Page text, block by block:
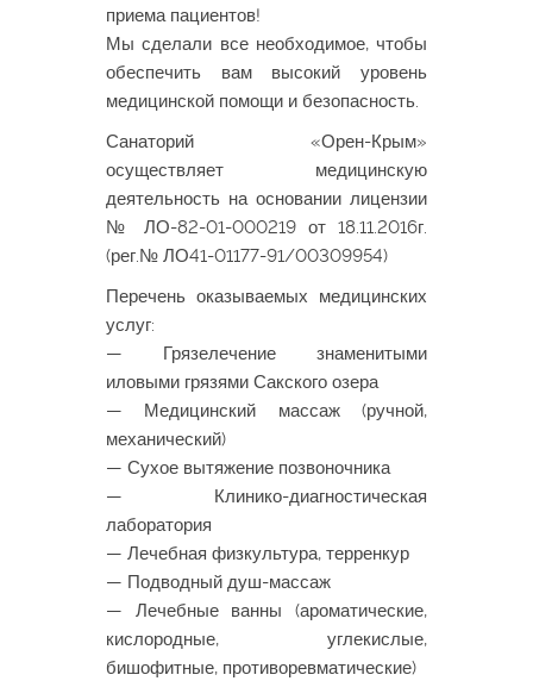
приема пациентов!
Мы сделали все необходимое, чтобы
обеспечить вам высокий уровень
медицинской помощи и безопасность.
Санаторий «Орен-Крым»
осуществляет медицинскую
деятельность на основании лицензии
№ ЛО-82-01-000219 от 18.11.2016г.
(рег.№ ЛО41-01177-91/00309954)
Перечень оказываемых медицинских
услуг:
— Грязелечение знаменитыми
иловыми грязями Сакского озера
— Медицинский массаж (ручной,
механический)
— Сухое вытяжение позвоночника
— Клинико-диагностическая
лаборатория
— Лечебная физкультура, терренкур
— Подводный душ-массаж
— Лечебные ванны (ароматические,
кислородные, углекислые,
бишофитные, противоревматические)